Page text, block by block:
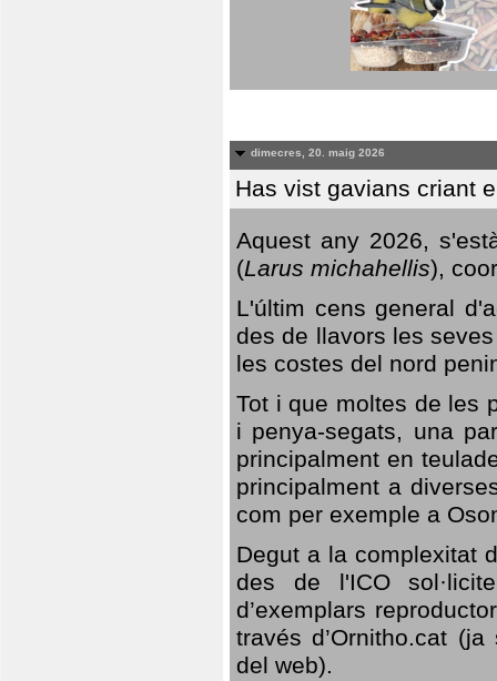
dimecres, 20. maig 2026
Has vist gavians criant
Aquest any 2026,
(Larus michahellis),
L'últim cens general
des de llavors les
les costes del nord
Tot i que moltes de les
i penya-segats, una
principalment en
principalment a
com per exemple a
Degut a la complexitat
des de l'ICO
d’exemplars
través d’Ornitho.cat
del web).